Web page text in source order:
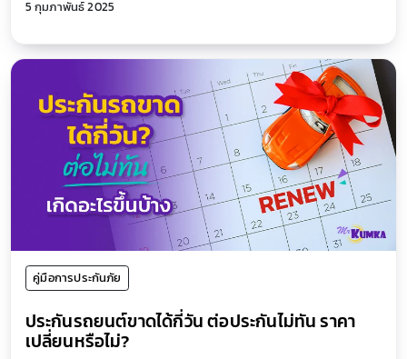
5 กุมภาพันธ์ 2025
คู่มือการประกันภัย
ประกันรถยนต์ขาดได้กี่วัน ต่อประกันไม่ทัน ราคา
เปลี่ยนหรือไม่?